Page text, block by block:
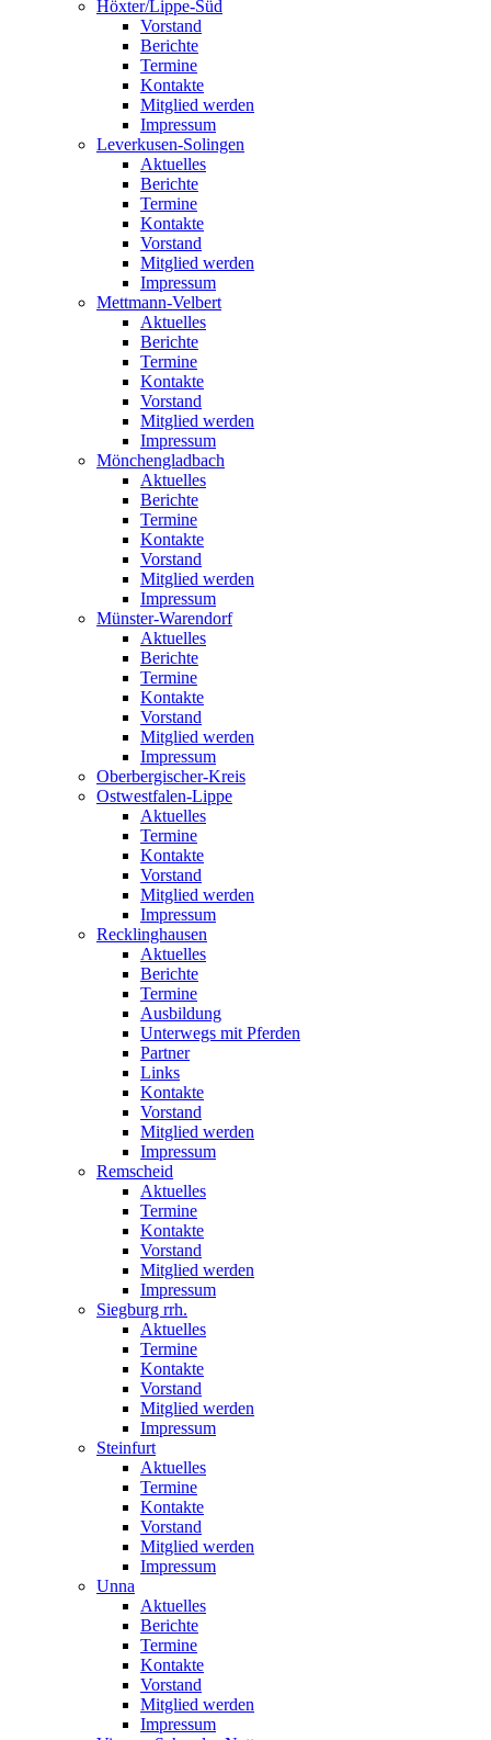
Höxter/Lippe-Süd
Vorstand
Berichte
Termine
Kontakte
Mitglied werden
Impressum
Leverkusen-Solingen
Aktuelles
Berichte
Termine
Kontakte
Vorstand
Mitglied werden
Impressum
Mettmann-Velbert
Aktuelles
Berichte
Termine
Kontakte
Vorstand
Mitglied werden
Impressum
Mönchengladbach
Aktuelles
Berichte
Termine
Kontakte
Vorstand
Mitglied werden
Impressum
Münster-Warendorf
Aktuelles
Berichte
Termine
Kontakte
Vorstand
Mitglied werden
Impressum
Oberbergischer-Kreis
Ostwestfalen-Lippe
Aktuelles
Termine
Kontakte
Vorstand
Mitglied werden
Impressum
Recklinghausen
Aktuelles
Berichte
Termine
Ausbildung
Unterwegs mit Pferden
Partner
Links
Kontakte
Vorstand
Mitglied werden
Impressum
Remscheid
Aktuelles
Termine
Kontakte
Vorstand
Mitglied werden
Impressum
Siegburg rrh.
Aktuelles
Termine
Kontakte
Vorstand
Mitglied werden
Impressum
Steinfurt
Aktuelles
Termine
Kontakte
Vorstand
Mitglied werden
Impressum
Unna
Aktuelles
Berichte
Termine
Kontakte
Vorstand
Mitglied werden
Impressum